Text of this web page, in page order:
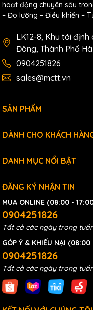
hoạt động chuyên sâu
– Đo lường – Điều khiển –
LK12-8, Khu tái định
Đông, Thành Phố
0904251826
sales@mctt.vn
SẢN PHẨM
DÀNH CHO KHÁCH
DANH MỤC NỔI BẬT
ĐĂNG KÝ NHẬN TIN
MUA ONLINE (08:00 -
0904251826
Tất cả các ngày trong
GÓP Ý & KHIẾU NẠI (08:00
0904251826
Tất cả các ngày trong